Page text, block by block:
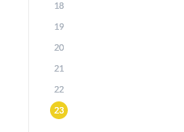
18
19
20
21
22
23